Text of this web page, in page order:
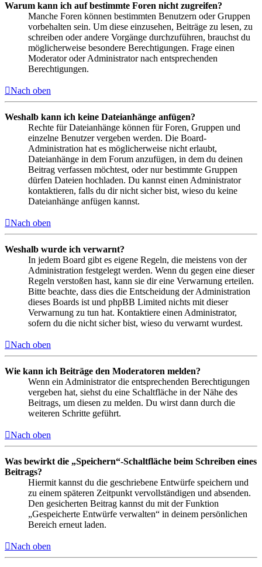
Warum kann ich auf bestimmte Foren nicht zugreifen?
Manche Foren können bestimmten Benutzern oder Gruppen
vorbehalten sein. Um diese einzusehen, Beiträge zu lesen, zu
schreiben oder andere Vorgänge durchzuführen, brauchst du
möglicherweise besondere Berechtigungen. Frage einen
Moderator oder Administrator nach entsprechenden
Berechtigungen.
Nach oben
Weshalb kann ich keine Dateianhänge anfügen?
Rechte für Dateianhänge können für Foren, Gruppen und
einzelne Benutzer vergeben werden. Die Board-
Administration hat es möglicherweise nicht erlaubt,
Dateianhänge in dem Forum anzufügen, in dem du deinen
Beitrag verfassen möchtest, oder nur bestimmte Gruppen
dürfen Dateien hochladen. Du kannst einen Administrator
kontaktieren, falls du dir nicht sicher bist, wieso du keine
Dateianhänge anfügen kannst.
Nach oben
Weshalb wurde ich verwarnt?
In jedem Board gibt es eigene Regeln, die meistens von der
Administration festgelegt werden. Wenn du gegen eine dieser
Regeln verstoßen hast, kann sie dir eine Verwarnung erteilen.
Bitte beachte, dass dies die Entscheidung der Administration
dieses Boards ist und phpBB Limited nichts mit dieser
Verwarnung zu tun hat. Kontaktiere einen Administrator,
sofern du die nicht sicher bist, wieso du verwarnt wurdest.
Nach oben
Wie kann ich Beiträge den Moderatoren melden?
Wenn ein Administrator die entsprechenden Berechtigungen
vergeben hat, siehst du eine Schaltfläche in der Nähe des
Beitrags, um diesen zu melden. Du wirst dann durch die
weiteren Schritte geführt.
Nach oben
Was bewirkt die „Speichern“-Schaltfläche beim Schreiben eines
Beitrags?
Hiermit kannst du die geschriebene Entwürfe speichern und
zu einem späteren Zeitpunkt vervollständigen und absenden.
Den gesicherten Beitrag kannst du mit der Funktion
„Gespeicherte Entwürfe verwalten“ in deinem persönlichen
Bereich erneut laden.
Nach oben